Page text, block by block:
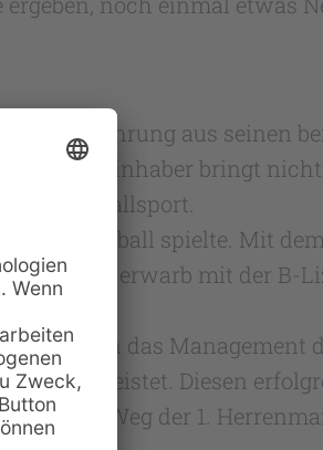
mit Erfahrung aus seinen
Amtsinhaber bringt
Handballsport.
Handball spielte. Mit
Er erwarb mit der B-
Traum, in das Management
geleistet. Diesen
wir den Weg der 1.